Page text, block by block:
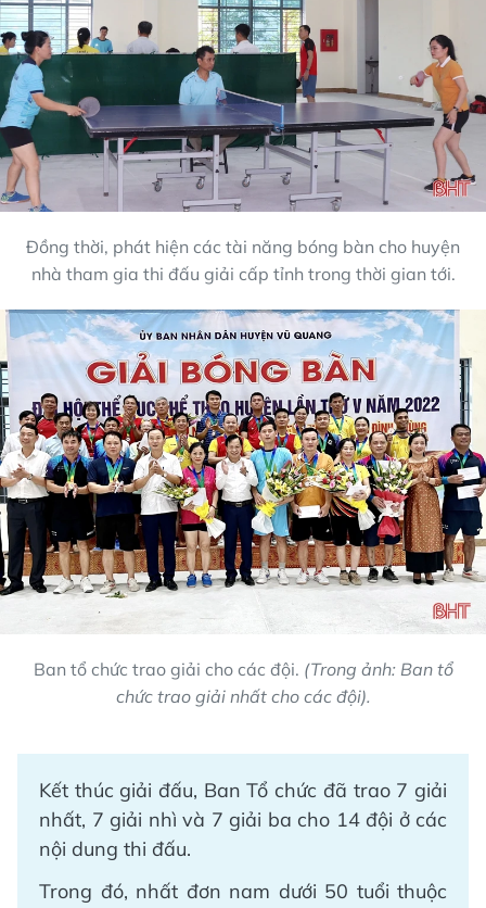
Đồng thời, phát hiện các tài năng bóng bàn cho huyện
nhà tham gia thi đấu giải cấp tỉnh trong thời gian tới.
Ban tổ chức trao giải cho các đội. (Trong ảnh: Ban tổ
chức trao giải nhất cho các đội).
Kết thúc giải đấu, Ban Tổ chức đã trao 7 giải
nhất, 7 giải nhì và 7 giải ba cho 14 đội ở các
nội dung thi đấu.
Trong đó, nhất đơn nam dưới 50 tuổi thuộc